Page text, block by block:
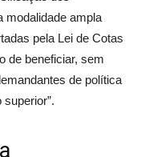
modalidade ampla
pela Lei de Cotas
de beneficiar, sem
de política